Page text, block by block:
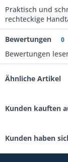
Praktisch und
rechteckige
Bewertungen 0
Bewertungen
Ähnliche Artikel
Kunden kauften
Kunden haben